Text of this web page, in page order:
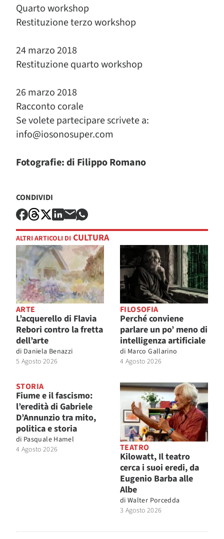
Quarto workshop
Restituzione terzo workshop
24 marzo 2018
Restituzione quarto workshop
26 marzo 2018
Racconto corale
Se volete partecipare scrivete a:
info@iosonosuper.com
Fotografie: di Filippo Romano
CONDIVIDI
ALTRI ARTICOLI DI CULTURA
ARTE
L’acquerello di Flavia
Rebori contro la fretta
dell’arte
di Daniela Benazzi
5 Agosto 2026
FILOSOFIA
Perché conviene
parlare un po’ meno di
intelligenza artificiale
di Marco Gallarino
4 Agosto 2026
STORIA
Fiume e il fascismo:
l’eredità di Gabriele
D’Annunzio tra mito,
politica e storia
di Pasquale Hamel
4 Agosto 2026
TEATRO
Kilowatt, Il teatro
cerca i suoi eredi, da
Eugenio Barba alle
Albe
di Walter Porcedda
3 Agosto 2026